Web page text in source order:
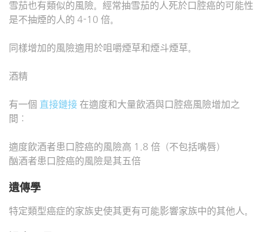
雪茄也有類似的風險。經常抽雪茄的人死於口腔癌的可能性
是不抽煙的人的 4-10 倍。
同樣增加的風險適用於咀嚼煙草和煙斗煙草。
酒精
有一個 直接鏈接 在適度和大量飲酒與口腔癌風險增加之
間：
適度飲酒者患口腔癌的風險高 1.8 倍（不包括嘴唇）
酗酒者患口腔癌的風險是其五倍
遺傳學
特定類型癌症的家族史使其更有可能影響家族中的其他人。